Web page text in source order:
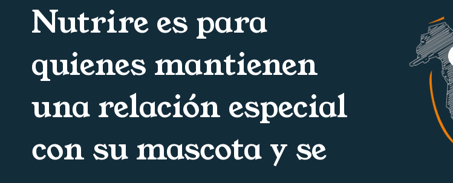
Nutrire es para
quienes mantienen
una relación especial
con su mascota y se